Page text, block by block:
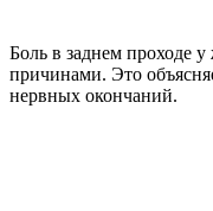
Боль в заднем проходе
причинами. Это
нервных окончаний.